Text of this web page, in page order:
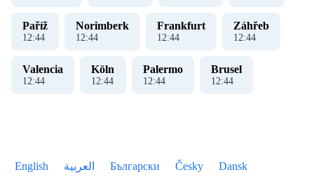
Paříž
12:44
Norimberk
12:44
Frankfurt
12:44
Záhřeb
12:44
Valencia
12:44
Köln
12:44
Palermo
12:44
Brusel
12:44
English العربية Български Česky Dansk